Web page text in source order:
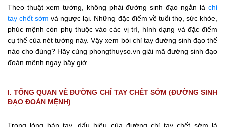
Theo thuật xem tướng, không phải đường sinh đạo ngắn là chỉ
tay chết sớm và ngược lại. Những đặc điểm về tuổi thọ, sức khỏe,
phúc mệnh còn phụ thuộc vào các vị trí, hình dạng và đặc điểm
cụ thể của nét tướng này. Vậy xem bói chỉ tay đường sinh đạo thế
nào cho đúng? Hãy cùng phongthuyso.vn giải mã đường sinh đạo
đoản mệnh ngay bây giờ.
I. TỔNG QUAN VỀ ĐƯỜNG CHỈ TAY CHẾT SỚM (ĐƯỜNG SINH
ĐẠO ĐOẢN MỆNH)